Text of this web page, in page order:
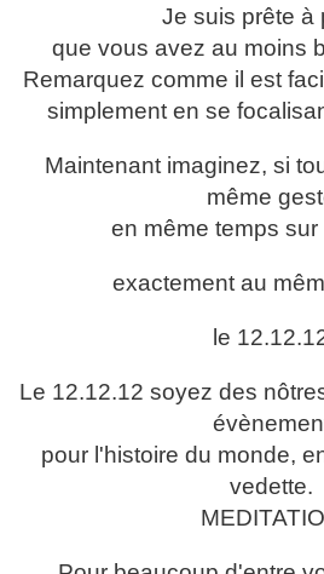
Je suis prête à
que vous avez au moins
Remarquez comme il est
simplement en se
Maintenant imaginez, si
même
en même temps sur
exactement au
le
Le 12.12.12 soyez des
pour l'histoire du monde,
vedette.